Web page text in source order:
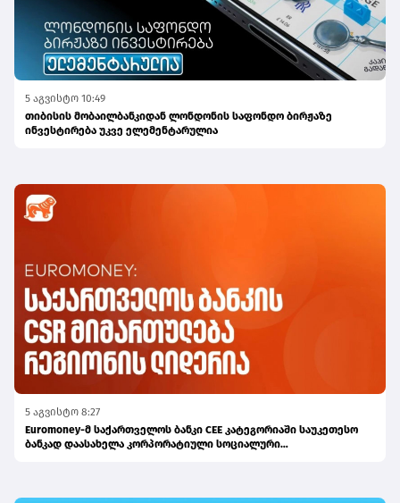
5 აგვისტო 10:49
თიბისის მობაილბანკიდან ლონდონის საფონდო ბირჟაზე
ინვესტირება უკვე ელემენტარულია
5 აგვისტო 8:27
Euromoney-მ საქართველოს ბანკი CEE კატეგორიაში საუკეთესო
ბანკად დაასახელა კორპორატიული სოციალური